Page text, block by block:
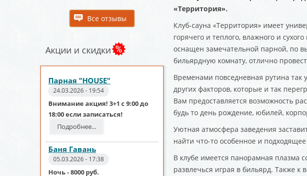
Все отзывы
Акции и скидки
Парная "HOUSE"
24.03.2026 - 19:54
Внимание акция! 3+1 с 9:00 до
18:00 если записаться!
Подробнее...
Баня Гавань
05.03.2026 - 17:38
Ночь - 8000 руб.
«Территория».
Клуб-сауна «Территория» имеет
горячего и теплого, влажного и
оснащен замечательной парной, по
бильярдную комнату, отлично
Временами повседневная рутина так
других факторов, которые и так
Вам предоставляется возможность
будь то день рождение, юбилей,
Уютная атмосфера заведения
найти что-то особенное и подходящее
В клубе имеется панорамная плазма
развлечься играя в бильярд. Также